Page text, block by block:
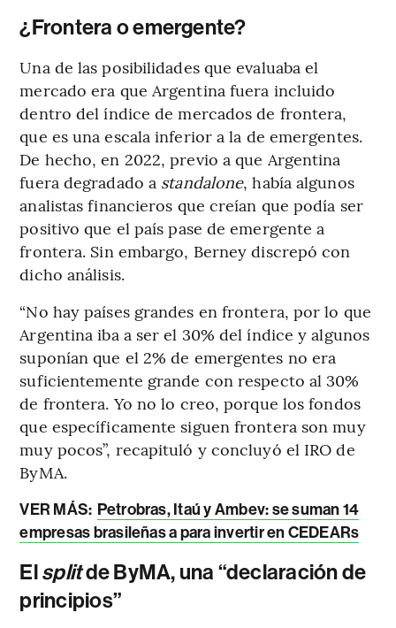
¿Frontera o emergente?
Una de las posibilidades que evaluaba el
mercado era que Argentina fuera incluido
dentro del índice de mercados de frontera,
que es una escala inferior a la de emergentes.
De hecho, en 2022, previo a que Argentina
fuera degradado a standalone, había algunos
analistas financieros que creían que podía ser
positivo que el país pase de emergente a
frontera. Sin embargo, Berney discrepó con
dicho análisis.
“No hay países grandes en frontera, por lo que
Argentina iba a ser el 30% del índice y algunos
suponían que el 2% de emergentes no era
suficientemente grande con respecto al 30%
de frontera. Yo no lo creo, porque los fondos
que específicamente siguen frontera son muy
muy pocos”, recapituló y concluyó el IRO de
ByMA.
VER MÁS: Petrobras, Itaú y Ambev: se suman 14
empresas brasileñas a para invertir en CEDEARs
Elsplitde ByMA, una “declaración de
principios”